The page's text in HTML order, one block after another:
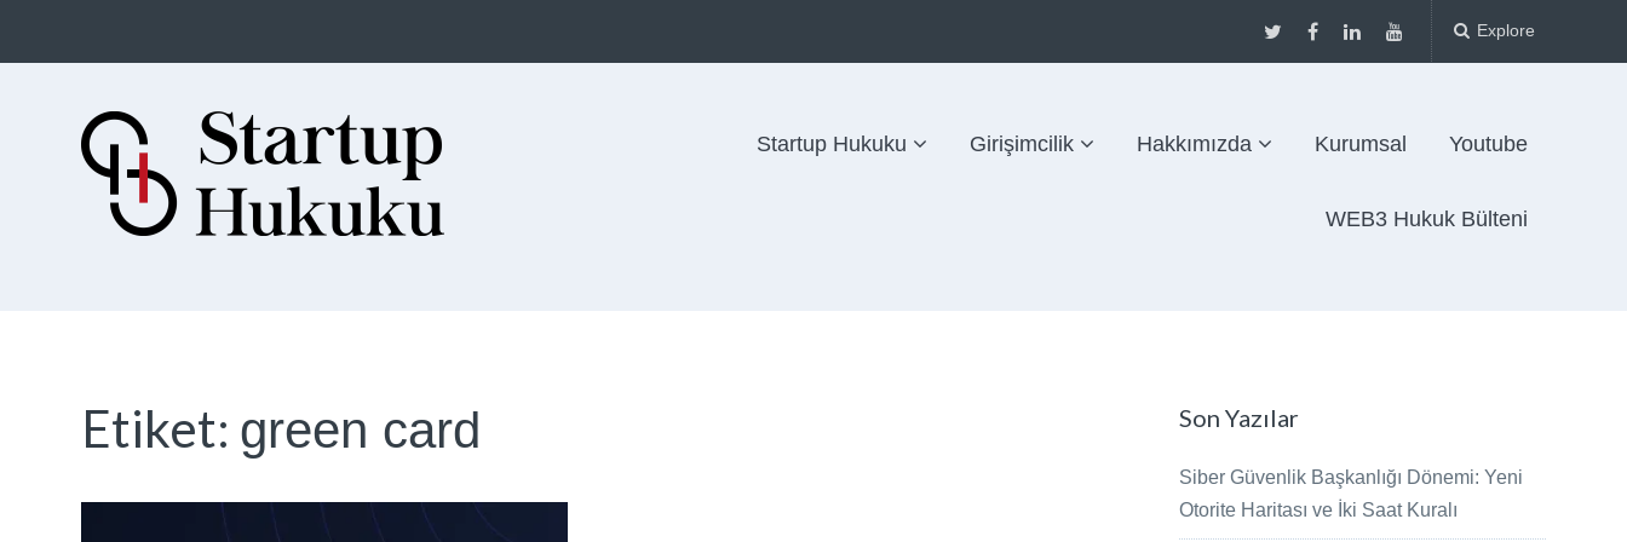
Explore
Startup Hukuku Girişimcilik Hakkımızda Kurumsal Youtube
WEB3 Hukuk Bülteni
Etiket: green card Son Yazılar
Siber Güvenlik Başkanlığı Dönemi: Yeni
Otorite Haritası ve İki Saat Kuralı